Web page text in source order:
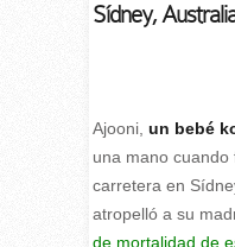
Sídney,
Ajooni, un bebé
una mano
carretera en
atropelló a su
de mortalidad de